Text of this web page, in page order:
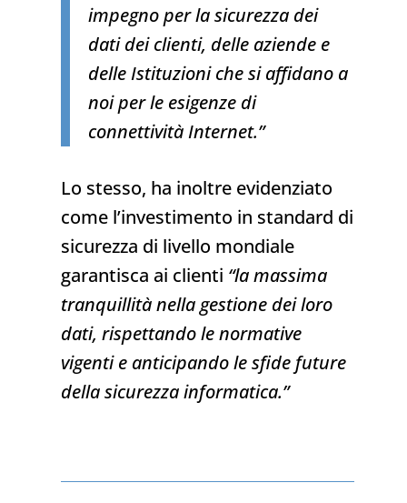
impegno per la sicurezza dei
dati dei clienti, delle aziende e
delle Istituzioni che si affidano a
noi per le esigenze di
connettività Internet.”
Lo stesso, ha inoltre evidenziato
come l’investimento in standard di
sicurezza di livello mondiale
garantisca ai clienti “la massima
tranquillità nella gestione dei loro
dati, rispettando le normative
vigenti e anticipando le sfide future
della sicurezza informatica.”